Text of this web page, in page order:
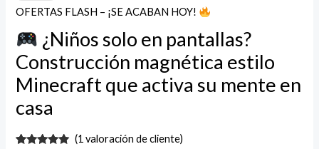
OFERTAS FLASH – ¡SE ACABAN HOY!
¿Niños solo en pantallas?
Construcción magnética estilo
Minecraft que activa su mente en
casa
(1valoración de cliente)